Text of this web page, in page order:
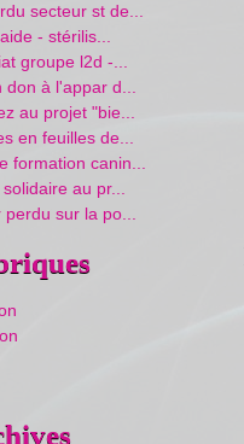
secteur st de...
- stérilis...
groupe l2d -...
à l'appar d...
au projet "bie...
en feuilles de...
formation canin...
au pr...
sur la po...